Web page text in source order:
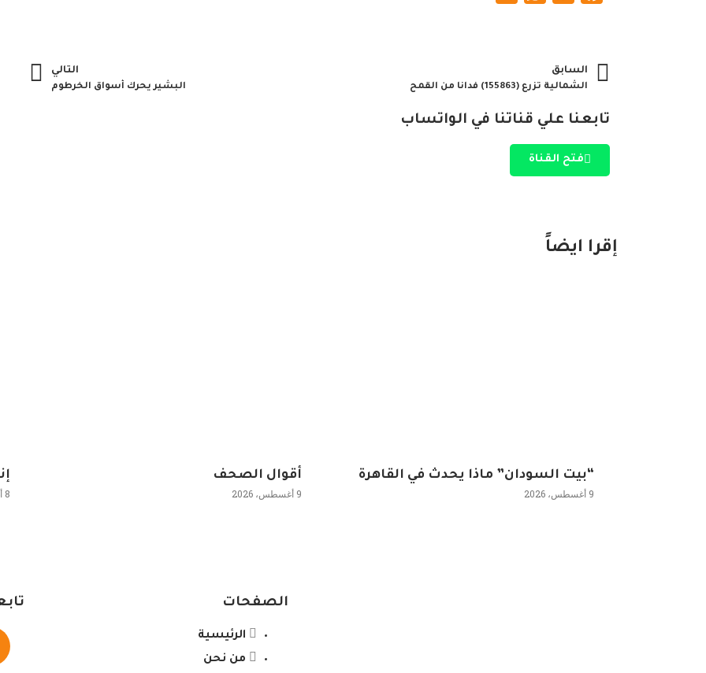
السابق
الشمالية تزرع (155863) فدانا من القمح
التالي
البشير يحرك أسواق الخرطوم
تابعنا علي قناتنا في الواتساب
فتح القناة
إقرا ايضاً
“بيت السودان” ماذا يحدث في القاهرة
9 أغسطس، 2026
أقوال الصحف
9 أغسطس، 2026 8 أغسطس، 2026
الصفحات
الرئيسية
من نحن